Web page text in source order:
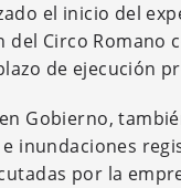
el inicio del
Circo Romano
de ejecución
Gobierno,
inundaciones
por la